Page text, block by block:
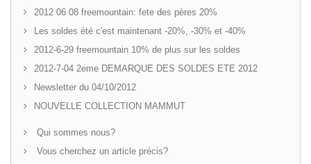
2012 06 08 freemountain: fete des pères 20%
Les soldes été c'est maintenant -20%, -30% et -40%
2012-6-29 freemountain 10% de plus sur les soldes
2012-7-04 2eme DEMARQUE DES SOLDES ETE 2012
Newsletter du 04/10/2012
NOUVELLE COLLECTION MAMMUT
Qui sommes nous?
Vous cherchez un article précis?